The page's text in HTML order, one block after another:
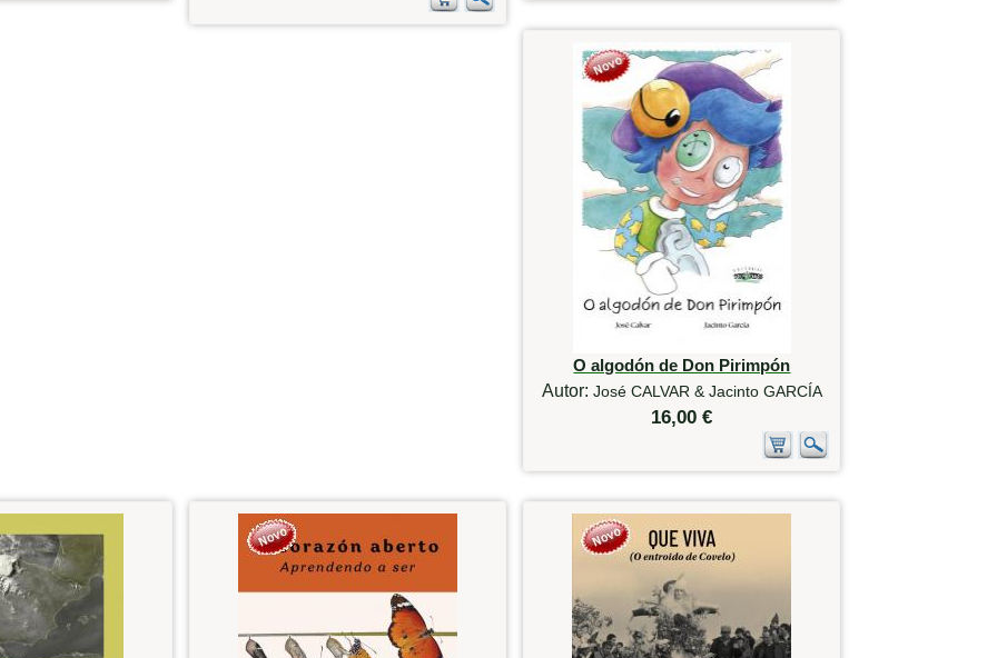
O algodón de Don Pirimpón
Autor: José CALVAR & Jacinto GARCÍA
16,00 €